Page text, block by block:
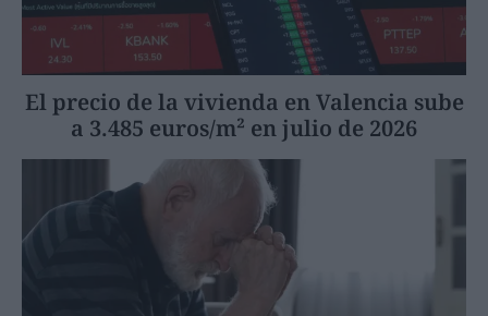
El precio de la vivienda en Valencia sube
a 3.485 euros/m² en julio de 2026